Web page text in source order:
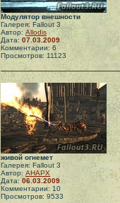
Модулятор внешности
Галерея: Fallout 3
Автор: Allodis
Дата: 07.03.2009
Комментарии: 6
Просмотров: 11123
живой огнемет
Галерея: Fallout 3
Автор: АНАРХ
Дата: 06.03.2009
Комментарии: 10
Просмотров: 9533